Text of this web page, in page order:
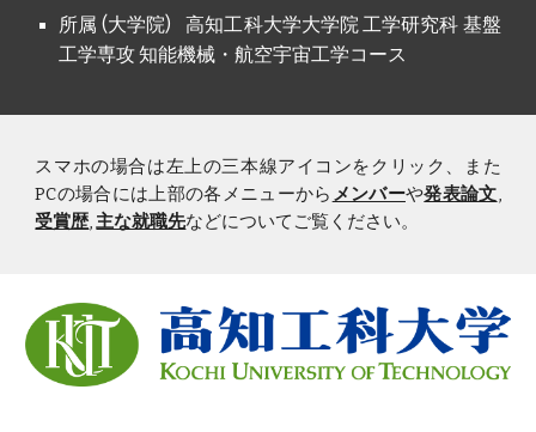
所属 (大学院) 高知工科大学大学院 工学研究科 基盤
工学専攻 知能機械・航空宇宙工学コース
スマホの場合は左上の三本線アイコンをクリック、また
PCの場合には上部の各メニューから メンバーや発表論文,
受賞歴,主な就職先などについてご覧ください。